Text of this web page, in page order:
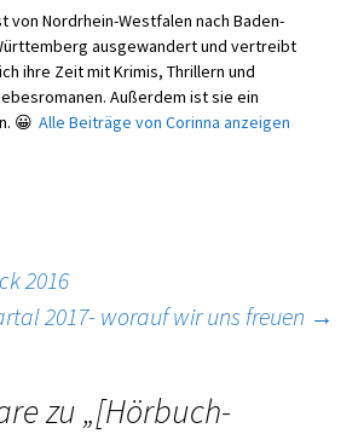
von Nordrhein-Westfalen nach Baden-
ausgewandert und vertreibt
ihre Zeit mit Krimis, Thrillern und
Außerdem ist sie ein
😀 Alle Beiträge von Corinna anzeigen
2016
2017- worauf wir uns freuen →
zu „[Hörbuch-